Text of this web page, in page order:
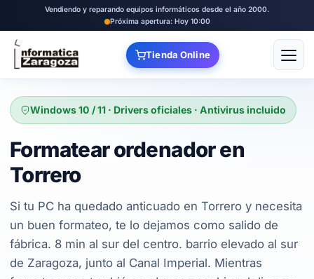
Vendiendo y reparando equipos informáticos desde el año 2000.
Próxima apertura: Hoy 10:00
Tienda Online Abrir
Windows 10 / 11 · Drivers oficiales · Antivirus incluido
Formatear ordenador en
Torrero
Si tu PC ha quedado anticuado en Torrero y necesita
un buen formateo, te lo dejamos como salido de
fábrica. 8 min al sur del centro. barrio elevado al sur
de Zaragoza, junto al Canal Imperial. Mientras